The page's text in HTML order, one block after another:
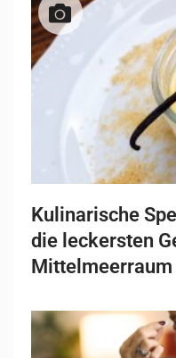
Kulinarische
die leckersten
Mittelmeerraum